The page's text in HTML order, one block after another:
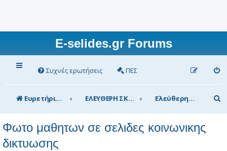
E-selides.gr Forums
Συχνές ερωτήσεις ΠΕΣ
Ευρετήριο Δ. Συζήτησης ΕΛΕΥΘΕΡΗ ΣΚΕΨΗ Ελεύθερη εκπαιδευτική σκέψη και έκφραση
ν
Φωτο μαθητων σε σελιδες κοινωνικης
δικτυωσης